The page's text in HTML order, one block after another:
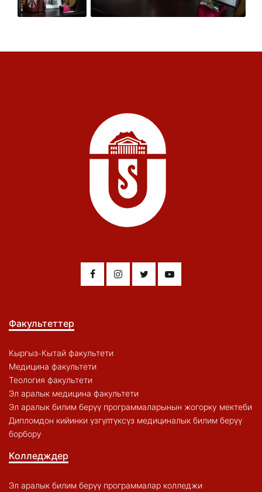
Факультеттер
Кыргыз-Кытай факультети
Медицина факультети
Теология факультети
Эл аралык медицина факультети
Эл аралык билим берүү программаларынын жогорку мектеби
Дипломдон кийинки үзгүлтүксүз медициналык билим берүү
борбору
Колледждер
Эл аралык билим берүү программалар колледжи